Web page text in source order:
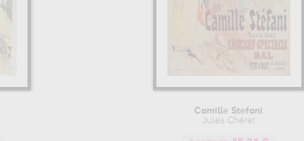
Camille Stefani
Jules Chéret